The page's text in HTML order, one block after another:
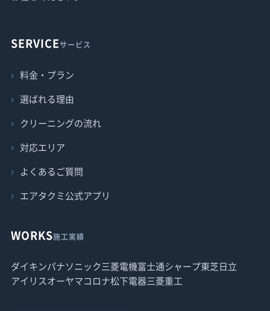
SERVICEサービス
料金・プラン
選ばれる理由
クリーニングの流れ
対応エリア
よくあるご質問
エアタクミ公式アプリ
WORKS施工実績
ダイキンパナソニック三菱電機富士通シャープ東芝日立
アイリスオーヤマコロナ松下電器三菱重工